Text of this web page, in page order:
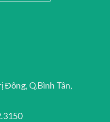
Đông, Q.Bình Tân,